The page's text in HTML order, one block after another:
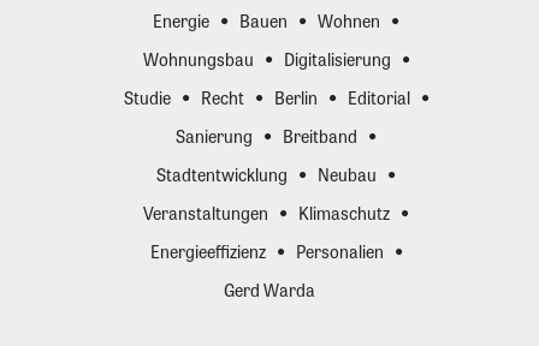
Energie Bauen
Wohnen
Wohnungsbau
Digitalisierung
Studie
Recht Berlin
Editorial
Sanierung
Breitband
Stadtentwicklung
Neubau
Veranstaltungen
Klimaschutz
Energieeffizienz
Personalien
Gerd Warda